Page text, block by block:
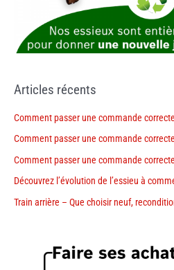
Articles récents
Comment passer une commande
Comment passer une commande
Comment passer une commande
Découvrez l’évolution de l’essieu à
Train arrière – Que choisir neuf,